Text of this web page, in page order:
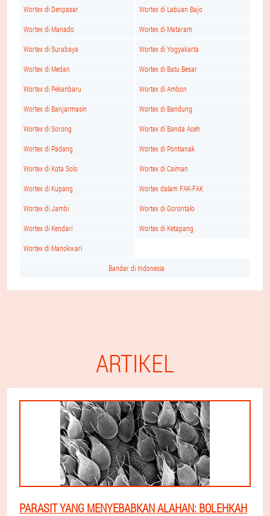
Wortex di Denpasar Wortex di Labuan Bajo
Wortex di Manado Wortex di Mataram
Wortex di Surabaya Wortex di Yogyakarta
Wortex di Medan Wortex di Batu Besar
Wortex di Pekanbaru Wortex di Ambon
Wortex di Banjarmasin Wortex di Bandung
Wortex di Sorong Wortex di Banda Aceh
Wortex di Padang Wortex di Pontianak
Wortex di Kota Solo Wortex di Caiman
Wortex di Kupang Wortex dalam FAK-FAK
Wortex di Jambi Wortex di Gorontalo
Wortex di Kendari Wortex di Ketapang
Wortex di Manokwari
Bandar di Indonesia
ARTIKEL
PARASIT YANG MENYEBABKAN ALAHAN: BOLEHKAH